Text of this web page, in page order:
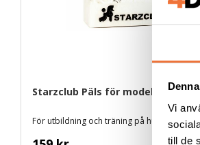
Vi
till de
Starzclub Päls för modellhuvud -
För utbildning och träning på